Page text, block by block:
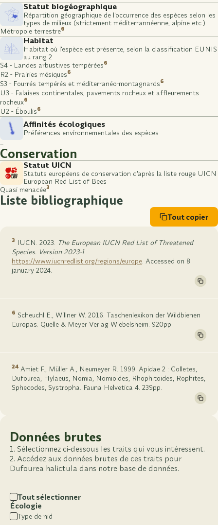
Statut biogéographique
Répartition géographique de l'occurrence des espèces selon les
types de milieux (strictement méditerrannéenne, alpine etc.)
Métropole terrestre6
Habitat
Habitat où l'espèce est présente, selon la classification EUNIS
au rang 2
S4 - Landes arbustives tempérées6
R2 - Prairies mésiques6
S3 - Fourrés tempérés et méditerranéo-montagnards6
U3 - Falaises continentales, pavements rocheux et affleurements
rocheux6
U2 - Éboulis6
Affinités écologiques
Préférences environnementales des espèces
–
Conservation
Statut UICN
Statuts européens de conservation d'après la liste rouge UICN
European Red List of Bees
Quasi menacée3
Liste bibliographique
Tout copier
3 IUCN. 2023. The European IUCN Red List of Threatened
Species. Version 2023-1.
https://www.iucnredlist.org/regions/europe. Accessed on 8
january 2024.
6 Scheuchl E., Willner W. 2016. Taschenlexikon der Wildbienen
Europas. Quelle & Meyer Verlag Wiebelsheim. 920pp.
24 Amiet F., Müller A., Neumeyer R. 1999. Apidae 2 : Colletes,
Dufourea, Hylaeus, Nomia, Nomioides, Rhophitoides, Rophites,
Sphecodes, Systropha. Fauna Helvetica 4. 239pp.
Données brutes
Sélectionnez ci-dessous les traits qui vous intéressent.
Accédez aux données brutes de ces traits pour
Dufourea halictula dans notre base de données.
Tout sélectionner
Écologie
Type de nid